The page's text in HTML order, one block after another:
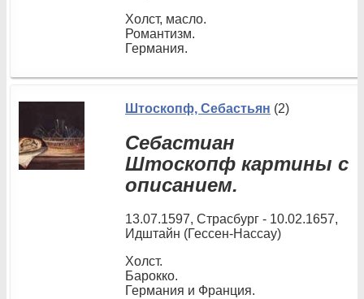
Холст, масло.
Романтизм.
Германия.
Штоскопф, Себастьян (2)
Себастиан
Штоскопф картины с
описанием.
13.07.1597, Страсбург - 10.02.1657,
Идштайн (Гессен-Нассау)
Холст.
Барокко.
Германия и Франция.